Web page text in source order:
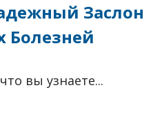
Заслон
вы узнаете...